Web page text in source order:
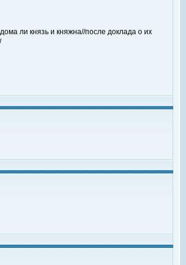
ли князь и княжна//после доклада о их